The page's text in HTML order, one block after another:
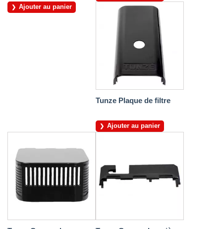
Ajouter au panier
Tunze Plaque de filtre
Ajouter au panier